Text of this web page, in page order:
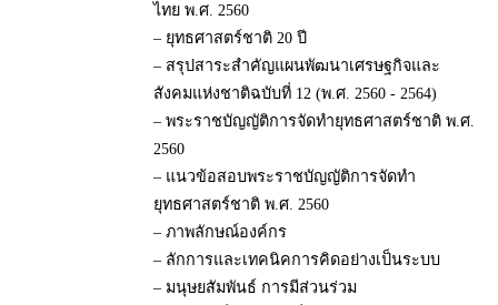
ไทย พ.ศ. 2560
– ยุทธศาสตร์ชาติ 20 ปี
– สรุปสาระสำคัญแผนพัฒนาเศรษฐกิจและ
สังคมแห่งชาติฉบับที่ 12 (พ.ศ. 2560 - 2564)
– พระราชบัญญัติการจัดทำยุทธศาสตร์ชาติ พ.ศ.
2560
– แนวข้อสอบพระราชบัญญัติการจัดทำ
ยุทธศาสตร์ชาติ พ.ศ. 2560
– ภาพลักษณ์องค์กร
– ลักการและเทคนิคการคิดอย่างเป็นระบบ
– มนุษยสัมพันธ์ การมีส่วนร่วม